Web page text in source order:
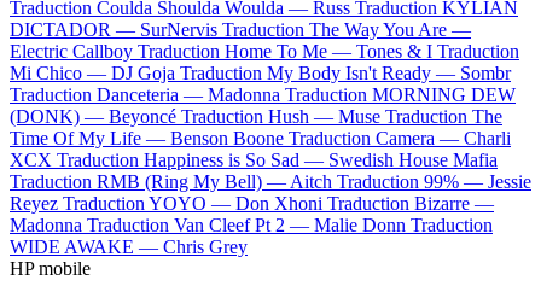
Traduction Coulda Shoulda Woulda — Russ Traduction KYLIAN
DICTADOR — SurNervis Traduction The Way You Are —
Electric Callboy Traduction Home To Me — Tones & I Traduction
Mi Chico — DJ Goja Traduction My Body Isn't Ready — Sombr
Traduction Danceteria — Madonna Traduction MORNING DEW
(DONK) — Beyoncé Traduction Hush — Muse Traduction The
Time Of My Life — Benson Boone Traduction Camera — Charli
XCX Traduction Happiness is So Sad — Swedish House Mafia
Traduction RMB (Ring My Bell) — Aitch Traduction 99% — Jessie
Reyez Traduction YOYO — Don Xhoni Traduction Bizarre —
Madonna Traduction Van Cleef Pt 2 — Malie Donn Traduction
WIDE AWAKE — Chris Grey
HP mobile